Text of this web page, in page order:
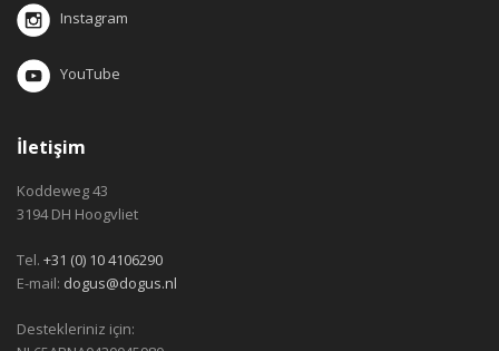
Instagram
YouTube
İletişim
Koddeweg 43
3194 DH Hoogvliet
Tel. +31 (0) 10 4106290
E-mail: dogus@dogus.nl
Destekleriniz için: